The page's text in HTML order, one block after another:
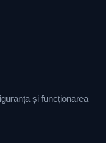
și funcționarea